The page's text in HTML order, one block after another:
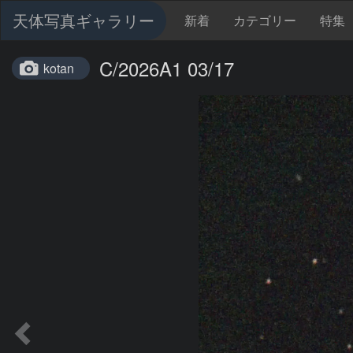
天体写真ギャラリー 新着 カテゴリー 特集
kotan C/2026A1 03/17